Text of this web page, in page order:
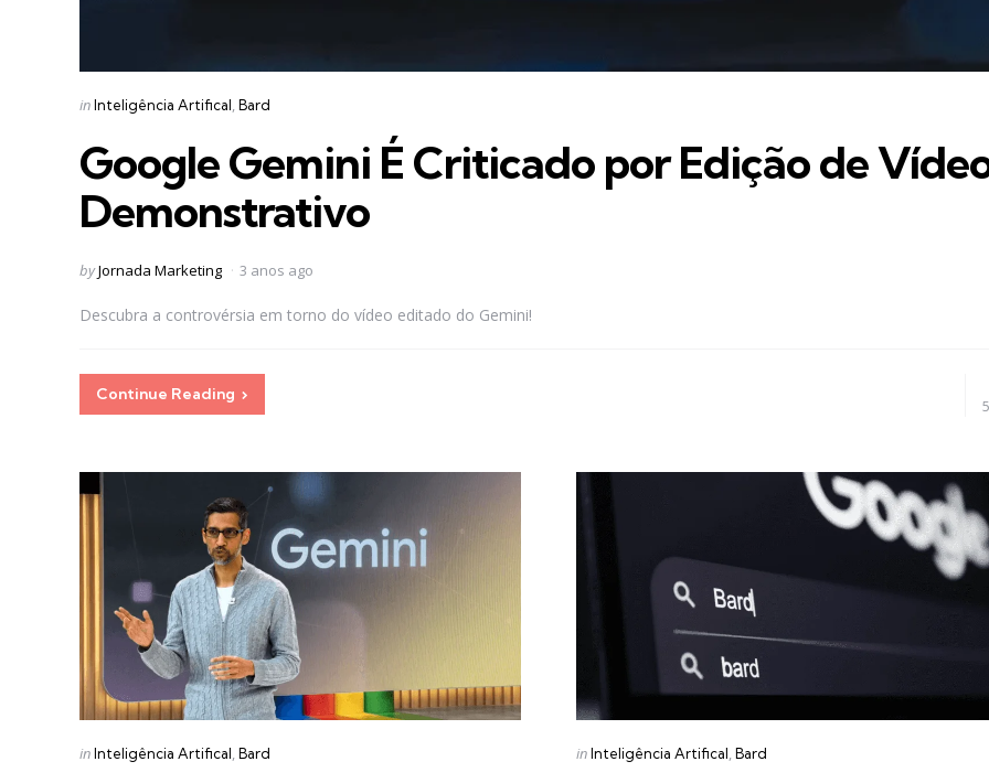
Categories
Posted
inInteligência Artifical Bard
Google Gemini É Criticado por Edição de
Demonstrativo
Posted
byJornada Marketing 3 anos ago
Descubra a controvérsia em torno do vídeo editado do Gemini!
Continue Reading
Categories
Posted
inInteligência Artifical Bard Categories
Posted
inInteligência Artifical Bard